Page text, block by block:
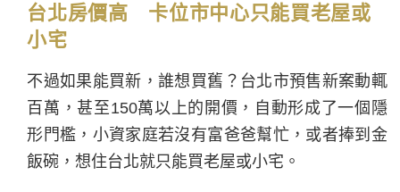
台北房價高 卡位市中心只能買老屋或
小宅
不過如果能買新，誰想買舊？台北市預售新案動輒
百萬，甚至150萬以上的開價，自動形成了一個隱
形門檻，小資家庭若沒有富爸爸幫忙，或者捧到金
飯碗，想住台北就只能買老屋或小宅。